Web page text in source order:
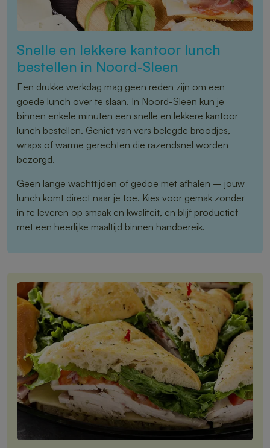
Snelle en lekkere kantoor lunch
bestellen in Noord-Sleen
Een drukke werkdag mag geen reden zijn om een
goede lunch over te slaan. In Noord-Sleen kun je
binnen enkele minuten een snelle en lekkere kantoor
lunch bestellen. Geniet van vers belegde broodjes,
wraps of warme gerechten die razendsnel worden
bezorgd.
Geen lange wachttijden of gedoe met afhalen – jouw
lunch komt direct naar je toe. Kies voor gemak zonder
in te leveren op smaak en kwaliteit, en blijf productief
met een heerlijke maaltijd binnen handbereik.